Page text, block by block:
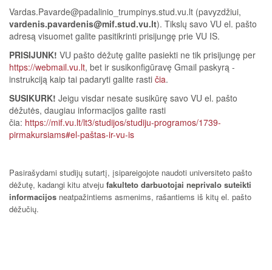
Vardas.Pavarde@padalinio_trumpinys.stud.vu.lt (pavyzdžiui,
vardenis.pavardenis@mif.stud.vu.lt). Tikslų savo VU el. pašto
adresą visuomet galite pasitikrinti prisijungę prie VU IS.
PRISIJUNK! VU pašto dėžutę galite pasiekti ne tik prisijungę per
https://webmail.vu.lt, bet ir susikonfigūravę Gmail paskyrą -
instrukciją kaip tai padaryti galite rasti čia.
SUSIKURK! Jeigu visdar nesate susikūrę savo VU el. pašto
dėžutės, daugiau informacijos galite rasti
čia: https://mif.vu.lt/lt3/studijos/studiju-programos/1739-
pirmakursiams#el-paštas-ir-vu-is
Pasirašydami studijų sutartį, įsipareigojote naudoti universiteto pašto
dėžutę, kadangi kitu atveju fakulteto darbuotojai neprivalo suteikti
informacijos neatpažintiems asmenims, rašantiems iš kitų el. pašto
dėžučių.